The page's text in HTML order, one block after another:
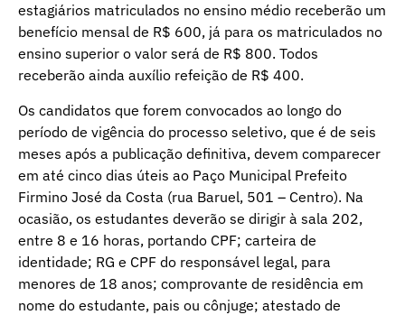
estagiários matriculados no ensino médio receberão um
benefício mensal de R$ 600, já para os matriculados no
ensino superior o valor será de R$ 800. Todos
receberão ainda auxílio refeição de R$ 400.
Os candidatos que forem convocados ao longo do
período de vigência do processo seletivo, que é de seis
meses após a publicação definitiva, devem comparecer
em até cinco dias úteis ao Paço Municipal Prefeito
Firmino José da Costa (rua Baruel, 501 – Centro). Na
ocasião, os estudantes deverão se dirigir à sala 202,
entre 8 e 16 horas, portando CPF; carteira de
identidade; RG e CPF do responsável legal, para
menores de 18 anos; comprovante de residência em
nome do estudante, pais ou cônjuge; atestado de